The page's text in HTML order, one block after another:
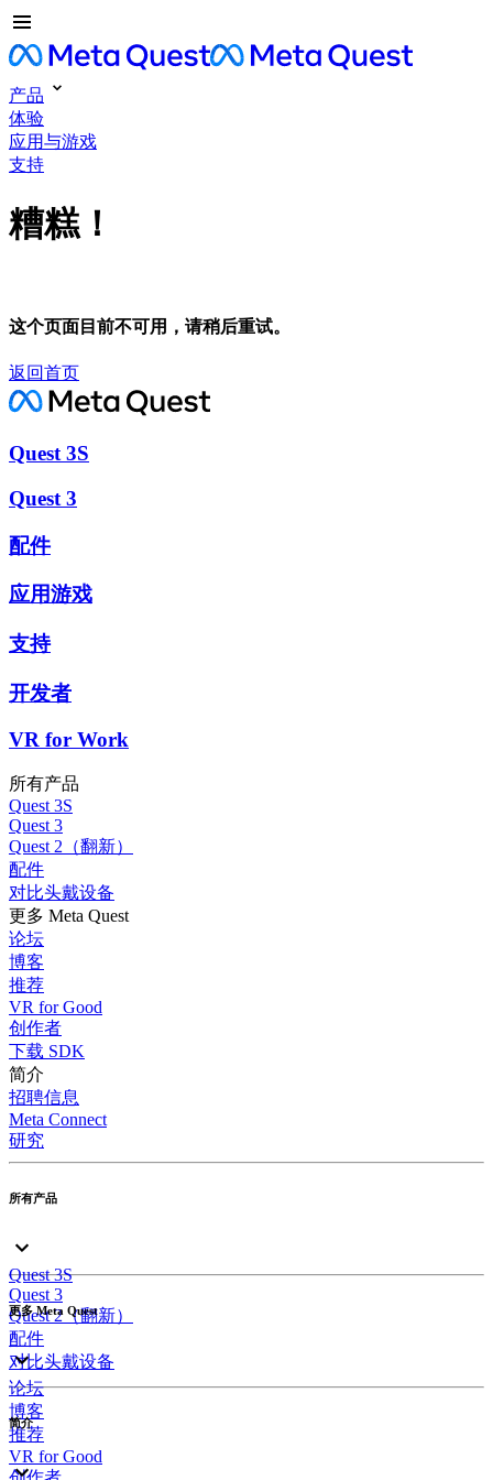
产品
体验
应用与游戏
支持
糟糕！
这个页面目前不可用，请稍后重试。
返回首页
Quest 3S
Quest 3
配件
应用游戏
支持
开发者
VR for Work
所有产品
Quest 3S
Quest 3
Quest 2（翻新）
配件
对比头戴设备
更多 Meta Quest
论坛
博客
推荐
VR for Good
创作者
下载 SDK
简介
招聘信息
Meta Connect
研究
所有产品
Quest 3S
Quest 3
Quest 2（翻新）
配件
对比头戴设备
更多 Meta Quest
论坛
博客
推荐
VR for Good
简介